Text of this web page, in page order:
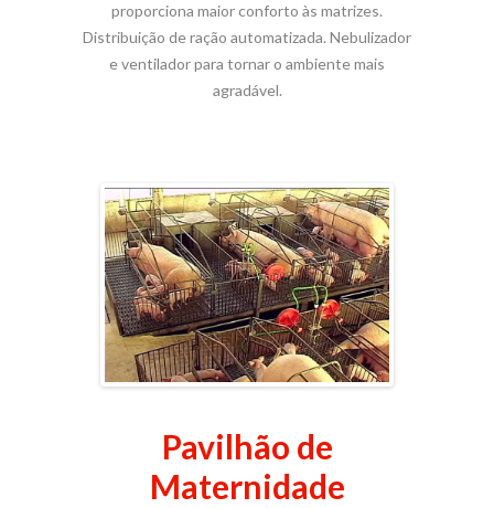
proporciona maior conforto às matrizes.
Distribuição de ração automatizada. Nebulizador
e ventilador para tornar o ambiente mais
agradável.
Pavilhão de
Maternidade